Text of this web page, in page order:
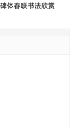
体春联书法欣赏